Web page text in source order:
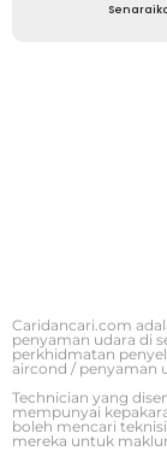
Caridancari.com
penyaman udara di
perkhidmatan
aircond / penyaman
Technician yang
mempunyai
boleh mencari
mereka untuk